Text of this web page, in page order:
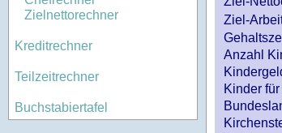
Zielnettorechner
Kreditrechner
Teilzeitrechner
Buchstabiertafel
Ziel-
Anzahl
Kinder